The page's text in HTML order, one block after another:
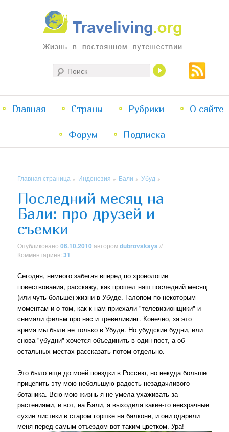
Traveliving
Жизнь в постоянном путешествии
меню
Перейти
к
Перейти
к
Главная Страны Рубрики О сайте
Форум Подписка
Главная страница » Индонезия » Бали »Убуд »
Последний месяц на
Бали: про друзей и
съемки
Опубликовано06.10.2010 авторомdubrovskaya //
Комментариев:31
Сегодня, немного забегая вперед по хронологии
повествования, расскажу, как прошел наш последний месяц
(или чуть больше) жизни в Убуде. Галопом по некоторым
моментам и о том, как к нам приехали "телевизионщики" и
снимали фильм про нас и тревеливинг. Конечно, за это
время мы были не только в Убуде. Но убудские будни, или
снова "убудни" хочется объединить в один пост, а об
остальных местах рассказать потом отдельно.
Это было еще до моей поездки в Россию, но некуда больше
прицепить эту мою небольшую радость незадачливого
ботаника. Всю мою жизнь я не умела ухаживать за
растениями, и вот, на Бали, я выходила какие-то невзрачные
сухие листики в старом горшке на балконе, и они одарили
меня перед самым отъездом вот таким цветком. Ура!